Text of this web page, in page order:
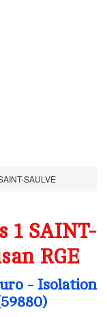
SAULVE
1 SAINT-
RGE
- Isolation